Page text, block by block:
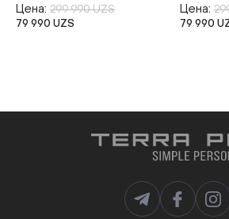
Цена: 299 990 UZS
79 990 UZS
Цена:
79 990